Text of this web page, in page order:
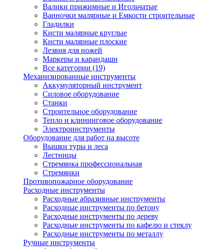
Валики прижимные и Игольчатые
Ванночки малярные и Емкости строительные
Гладилки
Кисти малярные круглые
Кисти малярные плоские
Лезвия для ножей
Маркеры и карандаши
Все категории (19)
Механизированные инструменты
Аккумуляторный инструмент
Силовое оборудование
Станки
Строительное оборудование
Тепло и клининговое оборудование
Электроинструменты
Оборудование для работ на высоте
Вышки туры и леса
Лестницы
Стремянка профессиональная
Стремянки
Противопожарное оборудование
Расходные инструменты
Расходные абразивные инструменты
Расходные инструменты по бетону
Расходные инструменты по дереву
Расходные инструменты по кафелю и стеклу
Расходные инструменты по металлу
Ручные инструменты